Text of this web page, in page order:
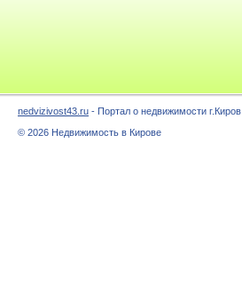
nedvizivost43.ru - Портал о недвижимости г.Киров
© 2026 Недвижимость в Кирове